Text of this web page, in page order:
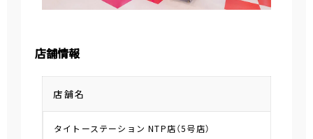
店舗情報
店舗名
タイトーステーション NTP店（5号店）